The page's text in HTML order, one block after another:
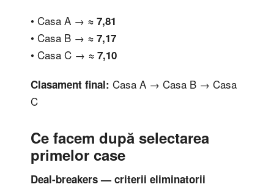
• Casa A → ≈ 7,81
• Casa B → ≈ 7,17
• Casa C → ≈ 7,10
Clasament final: Casa A → Casa B → Casa
C
Ce facem după selectarea
primelor case
Deal-breakers — criterii eliminatorii